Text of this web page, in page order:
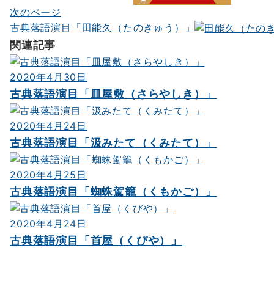
ゲ
ー
シ
ョ
ン
次のページ
古典落語演目「田能久（たのきゅう）」
関連記事
2020年4月30日
古典落語演目「皿屋敷（さらやしき）」
2020年4月24日
古典落語演目「汲みたて（くみたて）」
2020年4月25日
古典落語演目「蜘蛛駕籠（くもかご）」
2020年4月24日
古典落語演目「首屋（くびや）」